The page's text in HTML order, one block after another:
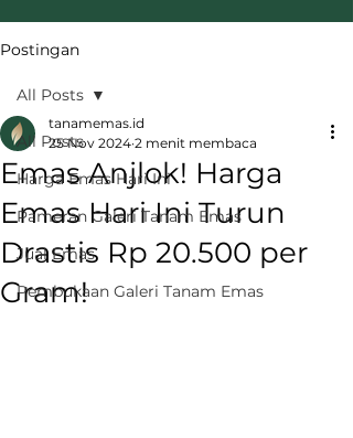
Postingan
All Posts
Harga Emas Hari Ini
Pameran Galeri Tanam Emas
Jual Emas
Pembukaan Galeri Tanam Emas
All Posts
Emas Anjlok! Harga
Emas Hari Ini Turun
Drastis Rp 20.500 per
Gram!
tanamemas.id
25 Nov 2024 2 menit membaca